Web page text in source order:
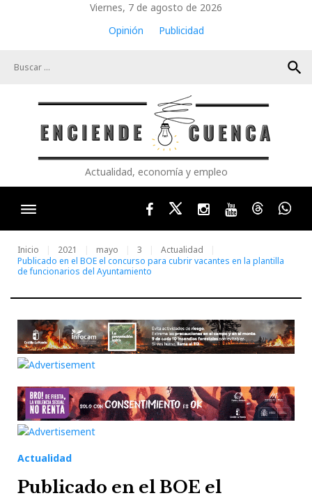
Viernes, 7 de agosto de 2026
Opinión
Publicidad
search
Actualidad, economía y empleo
FacebookTwitterInstagram
YoutubeThreads
Inicio 2021 mayo 3
Actualidad
Publicado en el BOE el concurso para cubrir vacantes en la plantilla
de funcionarios del Ayuntamiento
Actualidad
Publicado en el BOE el